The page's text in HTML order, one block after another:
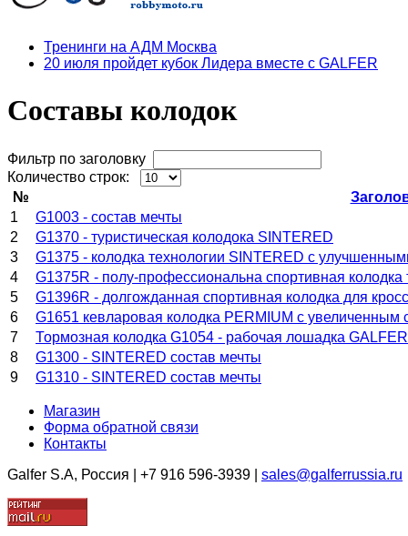
Тренинги на АДМ Москва
20 июля пройдет кубок Лидера вместе с GALFER
Составы колодок
Фильтр по заголовку
Количество строк:
№
1
G1003 - состав мечты
2
G1370 - туристическая колодока SINTERED
3
G1375 - колодка технологии SINTERED с
4
G1375R - полу-профессиональна спортивная
5
G1396R - долгожданная спортивная колодка для
6
G1651 кевларовая колодка PERMIUM с увеличенным
7
Тормозная колодка G1054 - рабочая лошадка GALFER
8
G1300 - SINTERED состав мечты
9
G1310 - SINTERED состав мечты
Магазин
Форма обратной связи
Контакты
Galfer S.A, Россия | +7 916 596-3939 | sales@galferrussia.ru